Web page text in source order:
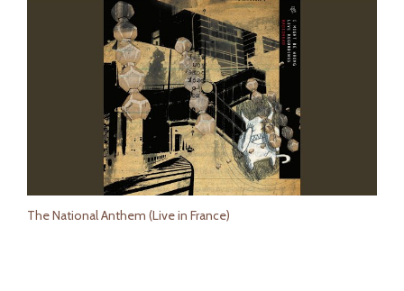
The National Anthem (Live in France)